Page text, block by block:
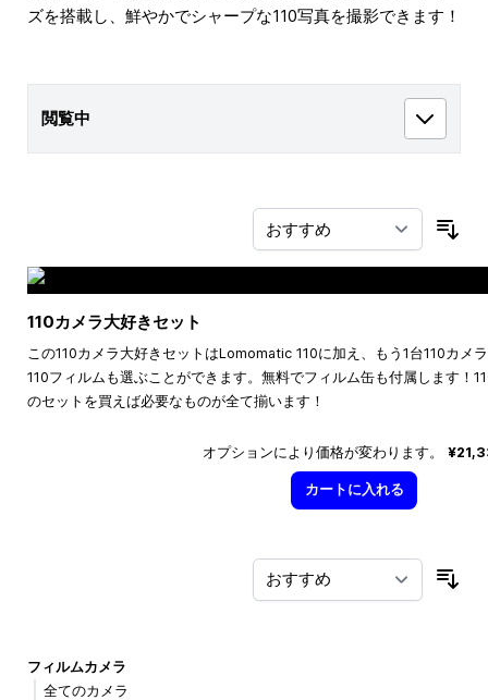
ズを搭載し、鮮やかでシャープな110写真を撮影できます！
閲覧中
110カメラ大好きセット
この110カメラ大好きセットはLomomatic 110に加え、もう1台110カメ
110フィルムも選ぶことができます。無料でフィルム缶も付属します！
のセットを買えば必要なものが全て揃います！
オプションにより価格が変わります。
カートに入れる
フィルムカメラ
全てのカメラ